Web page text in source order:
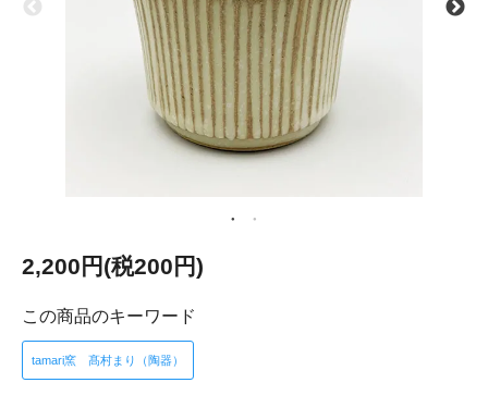
2,200円(税200円)
この商品のキーワード
tamari窯 髙村まり（陶器）